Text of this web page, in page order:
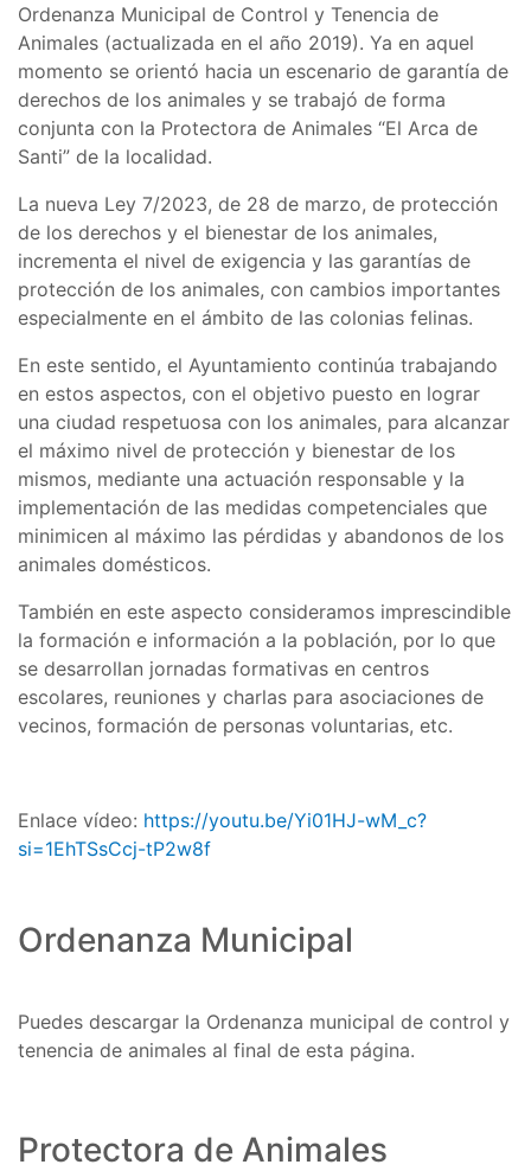
Ordenanza Municipal de Control y Tenencia de
Animales (actualizada en el año 2019). Ya en aquel
momento se orientó hacia un escenario de garantía de
derechos de los animales y se trabajó de forma
conjunta con la Protectora de Animales “El Arca de
Santi” de la localidad.
La nueva Ley 7/2023, de 28 de marzo, de protección
de los derechos y el bienestar de los animales,
incrementa el nivel de exigencia y las garantías de
protección de los animales, con cambios importantes
especialmente en el ámbito de las colonias felinas.
En este sentido, el Ayuntamiento continúa trabajando
en estos aspectos, con el objetivo puesto en lograr
una ciudad respetuosa con los animales, para alcanzar
el máximo nivel de protección y bienestar de los
mismos, mediante una actuación responsable y la
implementación de las medidas competenciales que
minimicen al máximo las pérdidas y abandonos de los
animales domésticos.
También en este aspecto consideramos imprescindible
la formación e información a la población, por lo que
se desarrollan jornadas formativas en centros
escolares, reuniones y charlas para asociaciones de
vecinos, formación de personas voluntarias, etc.
Enlace vídeo: https://youtu.be/Yi01HJ-wM_c?
si=1EhTSsCcj-tP2w8f
Ordenanza Municipal
Puedes descargar la Ordenanza municipal de control y
tenencia de animales al final de esta página.
Protectora de Animales